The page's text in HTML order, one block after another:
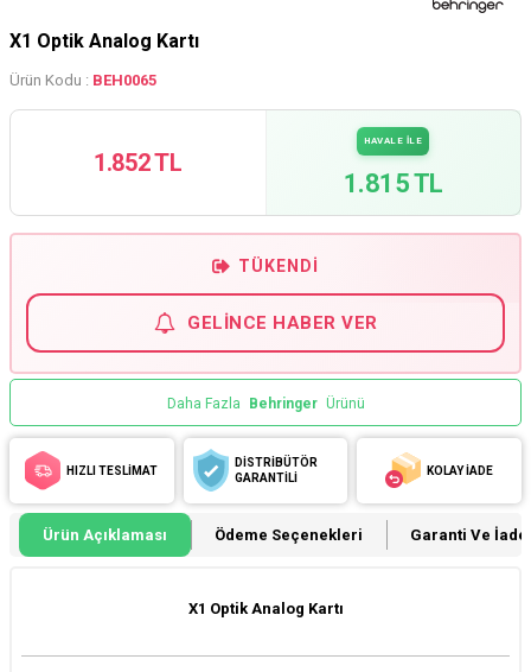
X1 Optik Analog Kartı
Ürün Kodu : BEH0065
1.852 TL
HAVALE İLE
1.815 TL
TÜKENDI
GELINCE HABER VER
Daha Fazla Behringer Ürünü
HIZLI TESLİMAT
DİSTRİBÜTÖR
GARANTİLİ
KOLAY İADE
Ürün Açıklaması Ödeme Seçenekleri Garanti Ve İade
X1 Optik Analog Kartı